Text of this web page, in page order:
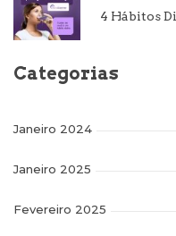
4 Hábitos
Categorias
Janeiro 2024
Janeiro 2025
Fevereiro 2025